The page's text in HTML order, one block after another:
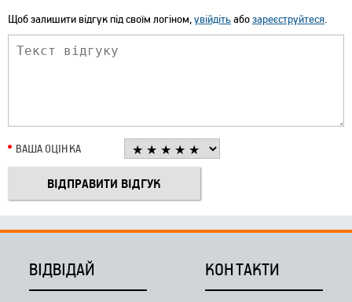
Щоб залишити відгук під своїм логіном,увійдітьабозареєструйтеся.
ВАША ОЦІНКА
ВІДВІДАЙ КОНТАКТИ